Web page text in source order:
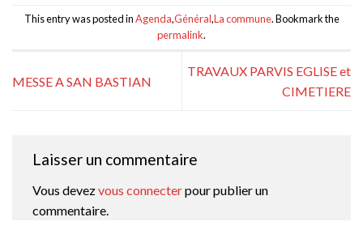
This entry was posted inAgenda,Général,La commune. Bookmark the
permalink.
MESSE A SAN BASTIAN
TRAVAUX PARVIS EGLISE et
CIMETIERE
Laisser un commentaire
Vous devezvous connecterpour publier un
commentaire.